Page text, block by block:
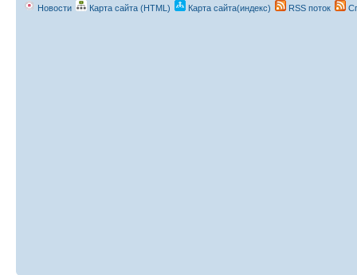
Новости Карта сайта (HTML) Карта сайта(индекс) RSS поток